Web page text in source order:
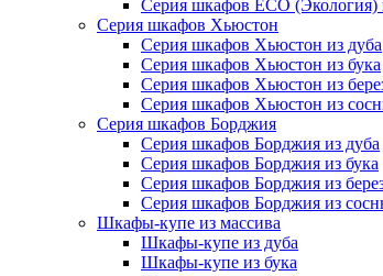
Серия шкафов ECO (Экология)
Серия шкафов Хьюстон
Серия шкафов Хьюстон из дуба
Серия шкафов Хьюстон из бука
Серия шкафов Хьюстон из
Серия шкафов Хьюстон из
Серия шкафов Борджия
Серия шкафов Борджия из дуба
Серия шкафов Борджия из бука
Серия шкафов Борджия из
Серия шкафов Борджия из
Шкафы-купе из массива
Шкафы-купе из дуба
Шкафы-купе из бука